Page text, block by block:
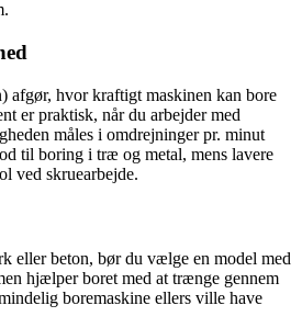
afgør, hvor kraftigt maskinen kan bore
er praktisk, når du arbejder med
måles i omdrejninger pr. minut
til boring i træ og metal, mens lavere
ved skruearbejde.
eller beton, bør du vælge en model med
hjælper boret med at trænge gennem
boremaskine ellers ville have